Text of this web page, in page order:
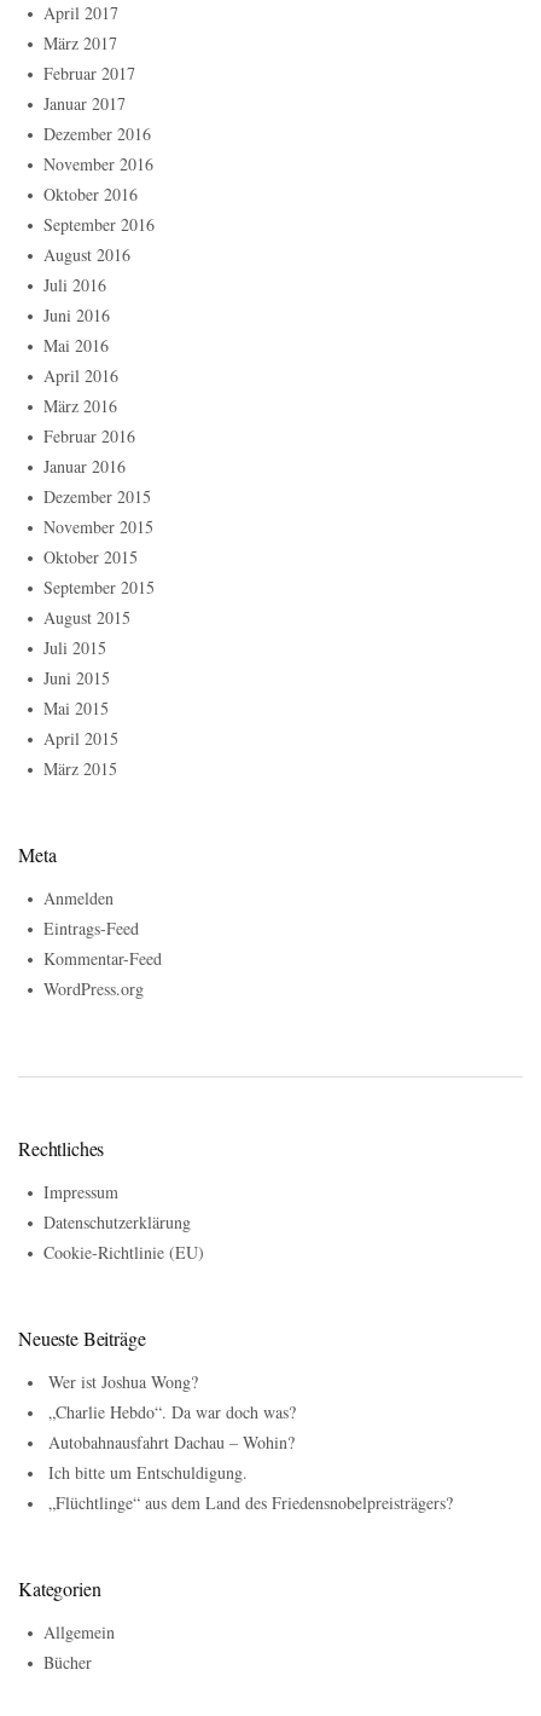
April 2017
März 2017
Februar 2017
Januar 2017
Dezember 2016
November 2016
Oktober 2016
September 2016
August 2016
Juli 2016
Juni 2016
Mai 2016
April 2016
März 2016
Februar 2016
Januar 2016
Dezember 2015
November 2015
Oktober 2015
September 2015
August 2015
Juli 2015
Juni 2015
Mai 2015
April 2015
März 2015
Meta
Anmelden
Eintrags-Feed
Kommentar-Feed
WordPress.org
Rechtliches
Impressum
Datenschutzerklärung
Cookie-Richtlinie (EU)
Neueste Beiträge
Wer ist Joshua Wong?
„Charlie Hebdo“. Da war doch was?
Autobahnausfahrt Dachau – Wohin?
Ich bitte um Entschuldigung.
„Flüchtlinge“ aus dem Land des Friedensnobelpreisträgers?
Kategorien
Allgemein
Bücher